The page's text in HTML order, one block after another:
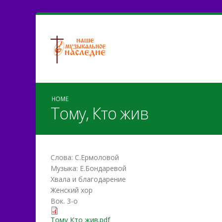
HOME
Тому, Кто жив
Слова: С.Ермоловой
Музыка: Е.Бондаревой
Хвала и благодарение
Женский хор
Вок. 3-о
Тому Кто жив.pdf
Тому Кто жив.pdf